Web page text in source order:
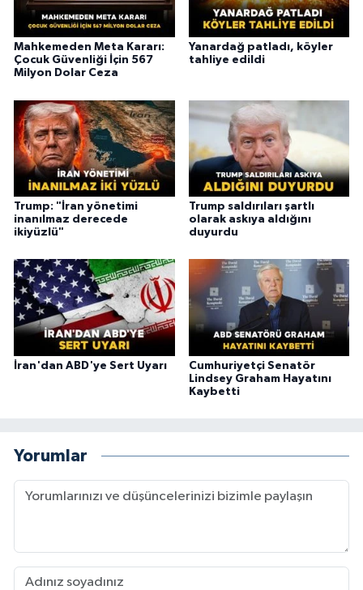
Mahkemeden Meta Kararı:
Çocuk Güvenliği İçin 567
Milyon Dolar Ceza
Yanardağ patladı, köyler
tahliye edildi
Trump: "İran yönetimi
inanılmaz derecede
ikiyüzlü"
Trump saldırıları şartlı
olarak askıya aldığını
duyurdu
İran'dan ABD'ye Sert Uyarı
Cumhuriyetçi Senatör
Lindsey Graham Hayatını
Kaybetti
Yorumlar